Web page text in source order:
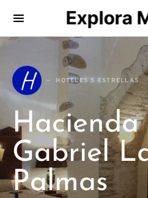
Explora
Search for:
H HOTELES 5 ESTRELLAS
Hacienda
Gabriel
Palmas